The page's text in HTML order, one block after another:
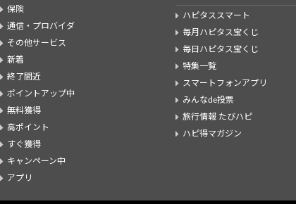
保険
通信・プロバイダ
その他サービス
新着
終了間近
ポイントアップ中
無料獲得
高ポイント
すぐ獲得
キャンペーン中
アプリ
ハピタススマート
毎月ハピタス宝くじ
毎日ハピタス宝くじ
特集一覧
スマートフォンアプリ
みんなde投票
旅行情報 たびハピ
ハピ得マガジン